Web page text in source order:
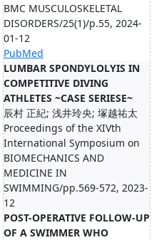
BMC MUSCULOSKELETAL
DISORDERS/25(1)/p.55, 2024-
01-12
PubMed
LUMBAR SPONDYLOLYIS IN
COMPETITIVE DIVING
ATHLETES ~CASE SERIESE~
辰村 正紀; 浅井玲央; 塚越祐太
Proceedings of the XIVth
International Symposium on
BIOMECHANICS AND
MEDICINE IN
SWIMMING/pp.569-572, 2023-
12
POST-OPERATIVE FOLLOW-UP
OF A SWIMMER WHO